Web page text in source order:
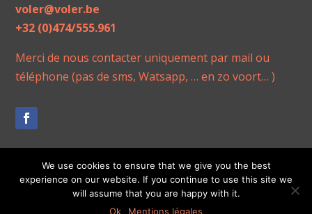
voler@voler.be
+32 (0)474/555.961
Merci de nous contacter uniquement par mail ou
téléphone (pas de sms, Watsapp, … en zo voort… )
Réalisé par j-w-d.fr
We use cookies to ensure that we give you the best
experience on our website. If you continue to use this site we
will assume that you are happy with it.
Ok
Mentions légales